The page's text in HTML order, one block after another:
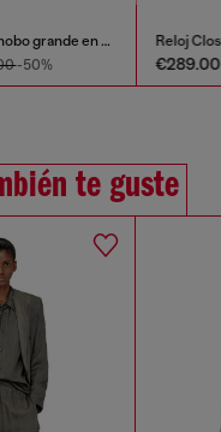
Charm-D-Bolso hobo grande en denim acolchado tratado
-50% €289.00
te guste